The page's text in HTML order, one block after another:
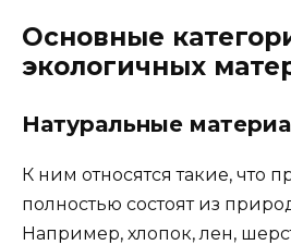
Основные
экологичных
Натуральные
К ним относятся такие, что
полностью состоят из
Например, хлопок, лен,